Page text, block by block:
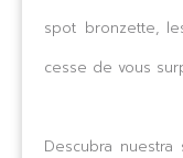
spot bronzette,
cesse de vous
Descubra